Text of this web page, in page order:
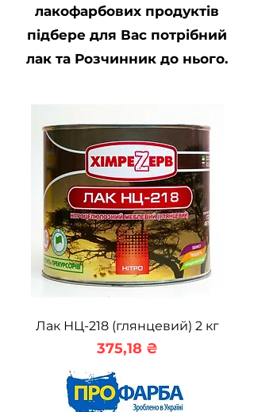
лакофарбових продуктів
підбере для Вас потрібний
лак та Розчинник до нього.
Лак НЦ-218 (глянцевий) 2 кг
Ціна
375,18 ₴